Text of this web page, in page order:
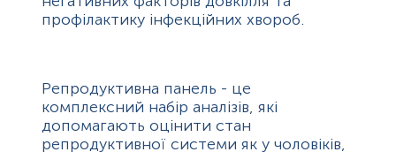
профілактику інфекційних хвороб.
Репродуктивна панель - це
комплексний набір аналізів, які
допомагають оцінити стан
репродуктивної системи як у чоловіків,